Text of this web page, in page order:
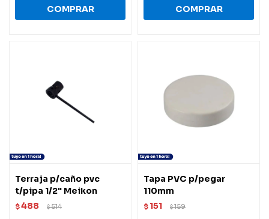
Terraja p/caño pvc
t/pipa 1/2" Meikon
$488 $514
Tapa PVC p/pegar
110mm
$ 151 $159